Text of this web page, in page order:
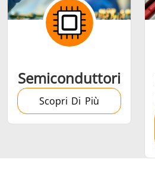
Semiconduttori
Scopri Di Più